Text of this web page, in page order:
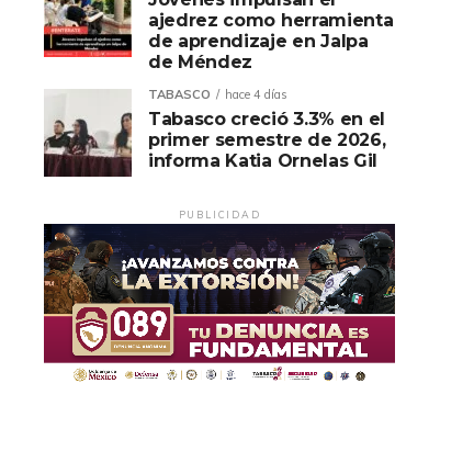
ajedrez como herramienta
de aprendizaje en Jalpa
de Méndez
TABASCO hace 4 días
Tabasco creció 3.3% en el
primer semestre de 2026,
informa Katia Ornelas Gil
PUBLICIDAD